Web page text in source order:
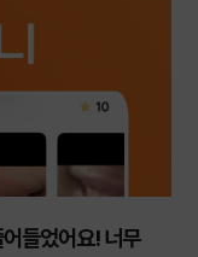
들었어요! 너무